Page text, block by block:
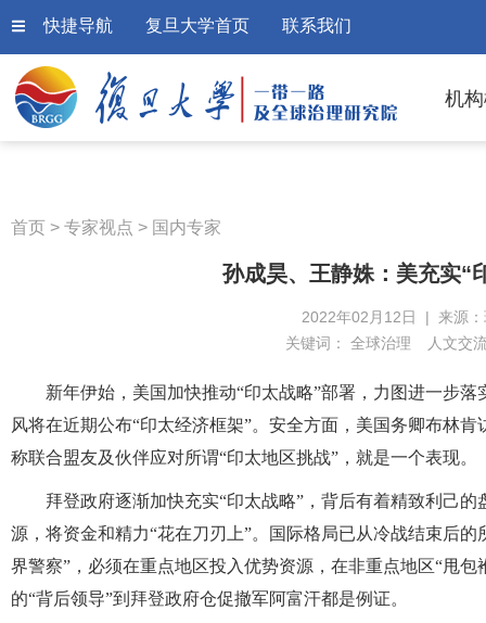
快捷导航 复旦大学首页 联系我们
机
首页 > 专家视点 > 国内专家
孙成昊、王静姝：美充实“
2022年02月12日 | 来源
关键词： 全球治理 人文交
新年伊始，美国加快推动“印太战略”部署，力图进一步
风将在近期公布“印太经济框架”。安全方面，美国务卿布林
称联合盟友及伙伴应对所谓“印太地区挑战”，就是一个表现。
拜登政府逐渐加快充实“印太战略”，背后有着精致利己
源，将资金和精力“花在刀刃上”。国际格局已从冷战结束后
界警察”，必须在重点地区投入优势资源，在非重点地区“甩
的“背后领导”到拜登政府仓促撤军阿富汗都是例证。